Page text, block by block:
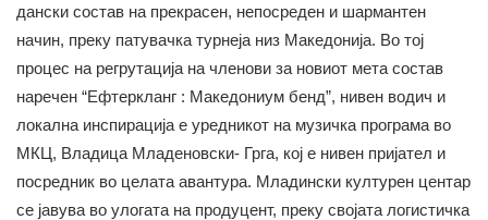
дански состав на прекрасен, непосреден и шармантен
начин, преку патувачка турнеја низ Македонија. Во тој
процес на регрутација на членови за новиот мета состав
наречен “Ефтеркланг : Македониум бенд”, нивен водич и
локална инспирација е уредникот на музичка програма во
МКЦ, Владица Младеновски- Грга, кој е нивен пријател и
посредник во целата авантура. Младински културен центар
се јавува во улогата на продуцент, преку својата логистичка